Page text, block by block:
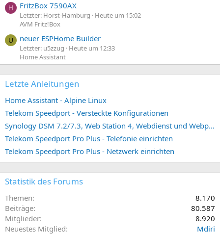
H FritzBox 7590AX
Letzter: Horst-Hamburg
Heute um 15:02
AVM Fritz!Box
U neuer ESPHome Builder
Letzter: u5zzug
Heute um 12:33
Home Assistant
Letzte Anleitungen
Home Assistant - Alpine Linux
Telekom Speedport - Versteckte Konfigurationen
Synology DSM 7.2/7.3, Web Station 4, Webdienst und Webportal erstellen (ehemals vHost)
Telekom Speedport Pro Plus - Telefonie einrichten
Telekom Speedport Pro Plus - Netzwerk einrichten
Statistik des Forums
Themen
8.170
Beiträge
80.587
Mitglieder
8.920
Neuestes Mitglied
Mdiri